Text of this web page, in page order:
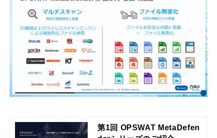
第1回 OPSWAT MetaDefen